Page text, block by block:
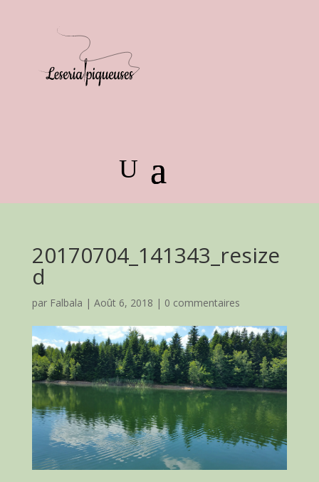
20170704_141343_resize
d
par Falbala | Août 6, 2018 | 0 commentaires